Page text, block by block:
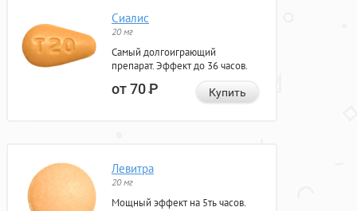
Сиалис
20 мг
Самый долгоиграющий
препарат. Эффект до 36 часов.
от 70Р Купить
Левитра
20 мг
Мощный эффект на 5ть часов.